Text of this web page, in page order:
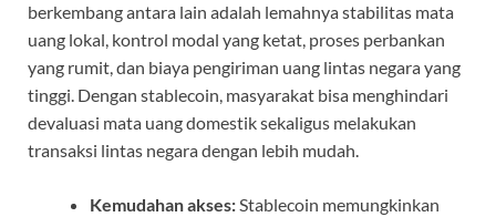
berkembang antara lain adalah lemahnya stabilitas mata
uang lokal, kontrol modal yang ketat, proses perbankan
yang rumit, dan biaya pengiriman uang lintas negara yang
tinggi. Dengan stablecoin, masyarakat bisa menghindari
devaluasi mata uang domestik sekaligus melakukan
transaksi lintas negara dengan lebih mudah.
Kemudahan akses:Stablecoin memungkinkan